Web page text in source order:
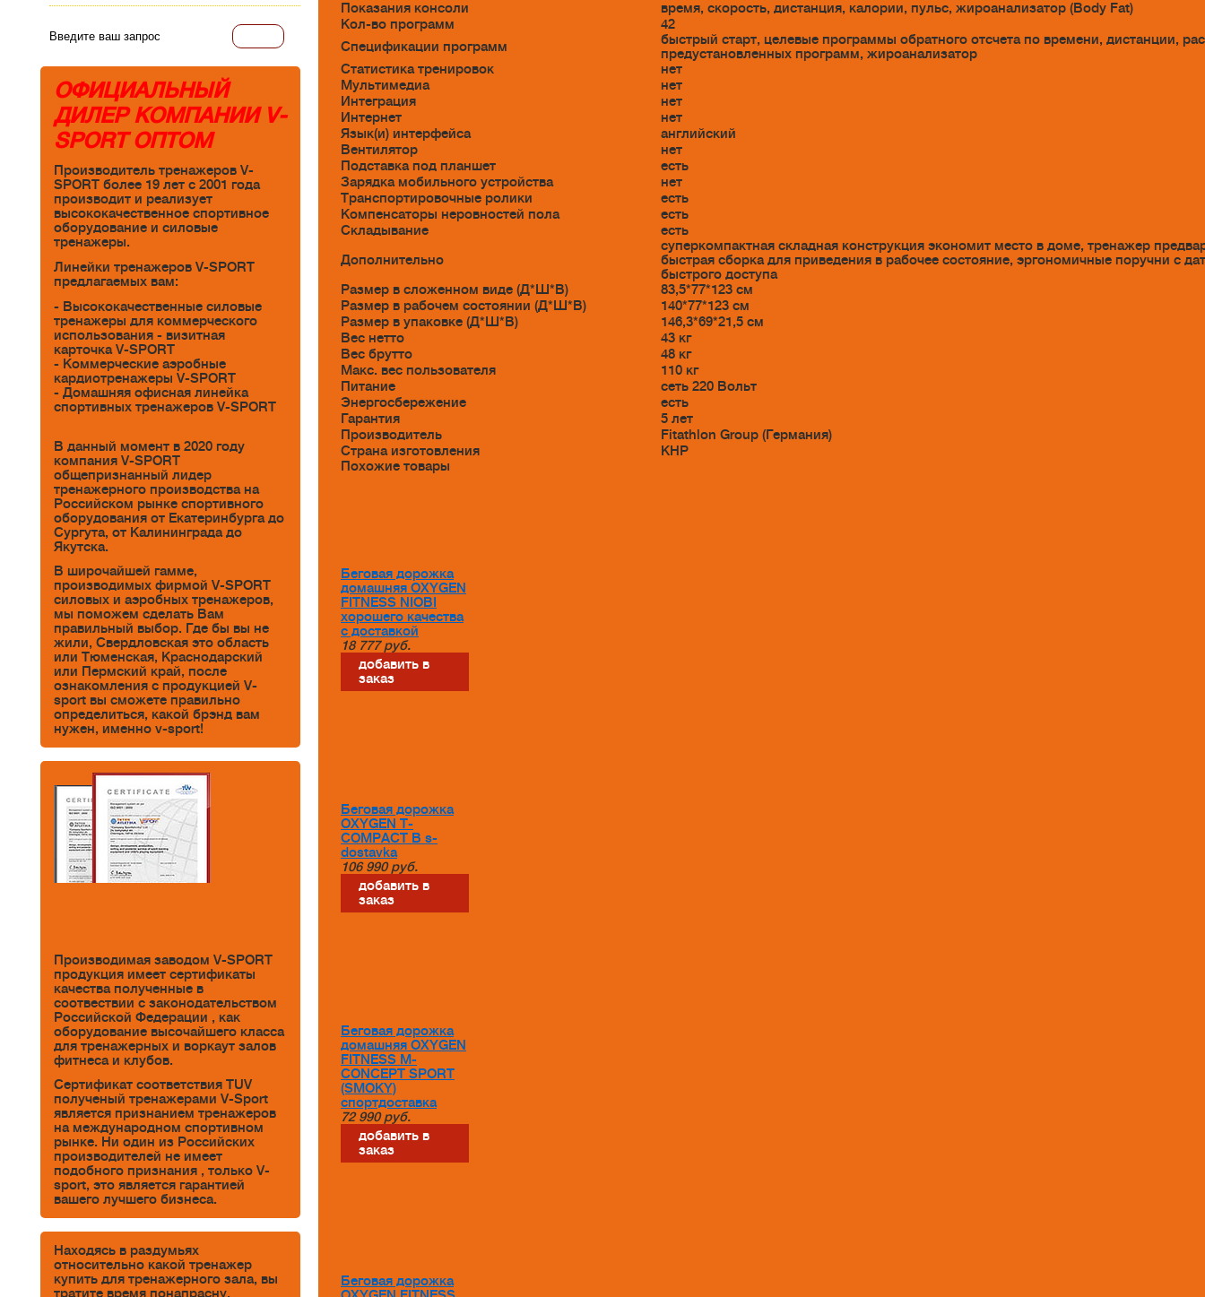
ОФИЦИАЛЬНЫЙ
ДИЛЕР КОМПАНИИ V-
SPORT ОПТОМ
Производитель тренажеров V-
SPORT более 19 лет с 2001 года
производит и реализует
высококачественное спортивное
оборудование и силовые
тренажеры.
Линейки тренажеров V-SPORT
предлагаемых вам:
- Высококачественные силовые
тренажеры для коммерческого
использования - визитная
карточка V-SPORT
- Коммерческие аэробные
кардиотренажеры V-SPORT
- Домашняя офисная линейка
спортивных тренажеров V-SPORT
В данный момент в 2020 году
компания V-SPORT
общепризнанный лидер
тренажерного производства на
Российском рынке спортивного
оборудования от Екатеринбурга до
Сургута, от Калининграда до
Якутска.
В широчайшей гамме,
производимых фирмой V-SPORT
силовых и аэробных тренажеров,
мы поможем сделать Вам
правильный выбор. Где бы вы не
жили, Свердловская это область
или Тюменская, Краснодарский
или Пермский край, после
ознакомления с продукцией V-
sport вы сможете правильно
определиться, какой брэнд вам
нужен, именно v-sport!
Производимая заводом V-SPORT
продукция имеет сертификаты
качества полученные в
соотвествии с законодательством
Российской Федерации , как
оборудование высочайшего класса
для тренажерных и воркаут залов
фитнеса и клубов.
Сертификат соответствия TUV
полученый тренажерами V-Sport
является признанием тренажеров
на международном спортивном
рынке. Ни один из Российских
производителей не имеет
подобного признания , только V-
sport, это является гарантией
вашего лучшего бизнеса.
Находясь в раздумьях
относительно какой тренажер
купить для тренажерного зала, вы
тратите время понапрасну.
Показания консоли
время, скорость, дистанция, калории, пульс, жироанализатор (Body Fat)
Кол-во программ
42
Спецификации программ
быстрый старт, целевые программы обратного отсчета по времени, дистанции,
предустановленных программ, жироанализатор
Статистика тренировок
нет
Мультимедиа
нет
Интеграция
нет
Интернет
нет
Язык(и) интерфейса
английский
Вентилятор
нет
Подставка под планшет
есть
Зарядка мобильного устройства
нет
Транспортировочные ролики
есть
Компенсаторы неровностей пола
есть
Складывание
есть
Дополнительно
суперкомпактная складная конструкция экономит место в доме, тренажер
быстрая сборка для приведения в рабочее состояние, эргономичные поручни с
быстрого доступа
Размер в сложенном виде (Д*Ш*В)
83,5*77*123 см
Размер в рабочем состоянии (Д*Ш*В)
140*77*123 см
Размер в упаковке (Д*Ш*В)
146,3*69*21,5 см
Вес нетто
43 кг
Вес брутто
48 кг
Макс. вес пользователя
110 кг
Питание
сеть 220 Вольт
Энергосбережение
есть
Гарантия
5 лет
Производитель
Fitathlon Group (Германия)
Страна изготовления
КНР
Похожие товары
Беговая дорожка
домашняя OXYGEN
FITNESS NIOBI
хорошего качества
с доставкой
18 777 руб.
добавить в
заказ
Беговая дорожка
OXYGEN T-
COMPACT B s-
dostavka
106 990 руб.
добавить в
заказ
Беговая дорожка
домашняя OXYGEN
FITNESS M-
CONCEPT SPORT
(SMOKY)
спортдоставка
72 990 руб.
добавить в
заказ
Беговая дорожка